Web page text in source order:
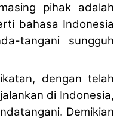
pihak adalah
bahasa Indonesia
tangani sungguh
dengan telah
di Indonesia,
Demikian